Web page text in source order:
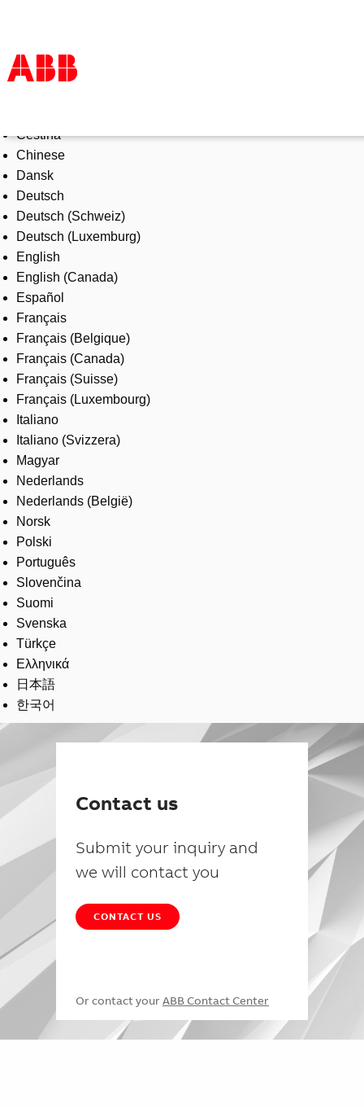
Products & Solutions
Industries
Services
About us
Where to buy
Contact us
Careers
Čeština
Chinese
Dansk
Deutsch
Deutsch (Schweiz)
Deutsch (Luxemburg)
English
English (Canada)
Español
Français
Français (Belgique)
Français (Canada)
Français (Suisse)
Français (Luxembourg)
Italiano
Italiano (Svizzera)
Magyar
Nederlands
Nederlands (België)
Norsk
Polski
Português
Slovenčina
Suomi
Svenska
Türkçe
Ελληνικά
日本語
한국어
Contact us
Submit your inquiry and
we will contact you
CONTACT US
Or contact your ABB Contact Center